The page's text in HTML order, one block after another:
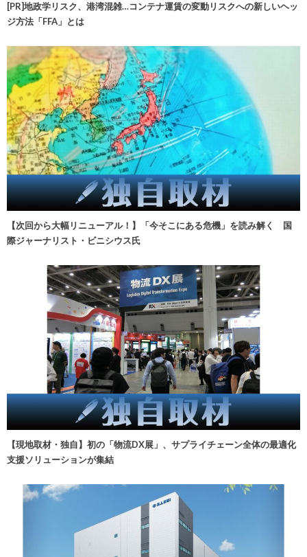
[PR]地政学リスク、港湾混雑…コンテナ運賃の変動リスクへの新しいヘッ
ジ方法「FFA」とは
【次回から大幅リニューアル！】「今そこにある危機」を読み解く 国
際ジャーナリスト・ビニシウス氏
【現地取材・独自】初の「物流DX展」、サプライチェーン全体の最適化
支援ソリューションが集結